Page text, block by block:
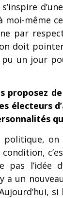
même
par
doit
un jour
électeurs
l’idée
a un